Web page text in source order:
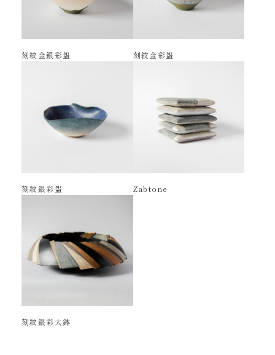
刻紋金銀彩盌 刻紋金彩盌
刻紋銀彩盌 Zabtone
刻紋銀彩大鉢